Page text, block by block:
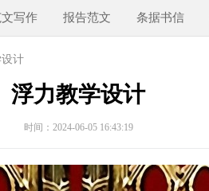
写作 报告范文 条据书信
计
浮力教学设计
时间：2024-06-05 16:43:19